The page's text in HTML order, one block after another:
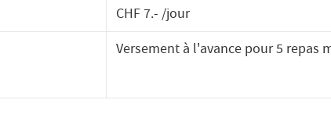
CHF 7.- /jour
Versement à l'avance pour 5 repas